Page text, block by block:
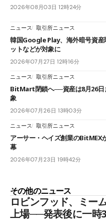
2026年08月03日 12時24分
ニュース 取引所ニュース
韓国Google Play、海外暗号資
ットなどが対象に
2026年07月27日 12時16分
ニュース 取引所ニュース
BitMart閉鎖へ──資産は8月26日
象
2026年07月26日 13時03分
ニュース 取引所ニュース
アーサー・ヘイズ創業のBitMEX
幕
2026年07月23日 19時42分
その他のニュース
ロビンフッド、ミー
上場──発表後に一時